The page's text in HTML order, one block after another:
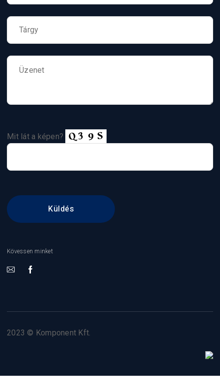
Mit lát a képen?
Kövessen minket
2023 © Komponent Kft.